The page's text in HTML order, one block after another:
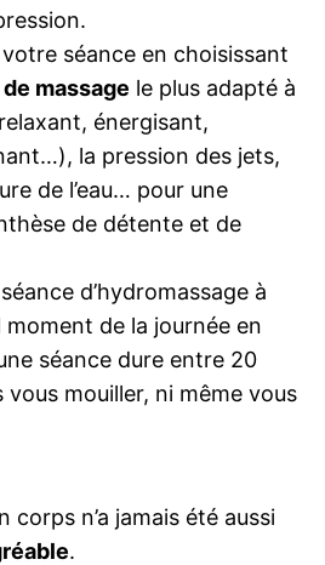
séance en choisissant
massage le plus adapté à
énergisant,
la pression des jets,
de l’eau… pour une
de détente et de
d’hydromassage à
moment de la journée en
séance dure entre 20
vous mouiller, ni même vous
corps n’a jamais été aussi
.